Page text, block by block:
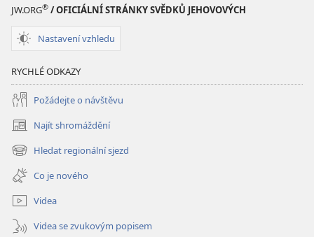
JW.ORG® / OFICIÁLNÍ STRÁNKY SVĚDKŮ JEHOVOVÝCH
Nastavení vzhledu
RYCHLÉ ODKAZY
Požádejte o návštěvu
Najít shromáždění
(otevřeno
nové
okno)
Hledat regionální sjezd
(otevřeno
nové
okno)
Co je nového
Videa
Videa se zvukovým popisem